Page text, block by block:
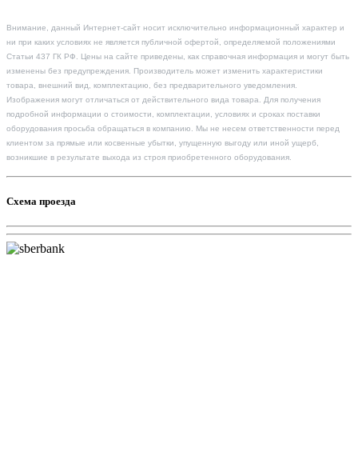
Внимание, данный Интернет-сайт носит исключительно информационный характер и
ни при каких условиях не является публичной офертой, определяемой положениями
Статьи 437 ГК РФ. Цены на сайте приведены, как справочная информация и могут быть
изменены без предупреждения. Производитель может изменить характеристики
товара, внешний вид, комплектацию, без предварительного уведомления.
Изображения могут отличаться от действительного вида товара. Для получения
подробной информации о стоимости, комплектации, условиях и сроках поставки
оборудования просьба обращаться в компанию. Мы не несем ответственности перед
клиентом за прямые или косвенные убытки, упущенную выгоду или иной ущерб,
возникшие в результате выхода из строя приобретенного оборудования.
Схема проезда